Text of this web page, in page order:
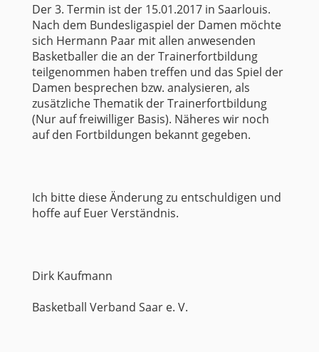
Der 3. Termin ist der 15.01.2017 in Saarlouis.
Nach dem Bundesligaspiel der Damen möchte
sich Hermann Paar mit allen anwesenden
Basketballer die an der Trainerfortbildung
teilgenommen haben treffen und das Spiel der
Damen besprechen bzw. analysieren, als
zusätzliche Thematik der Trainerfortbildung
(Nur auf freiwilliger Basis). Näheres wir noch
auf den Fortbildungen bekannt gegeben.
Ich bitte diese Änderung zu entschuldigen und
hoffe auf Euer Verständnis.
Dirk Kaufmann
Basketball Verband Saar e. V.